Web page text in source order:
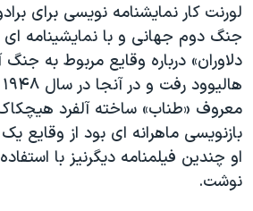
لورنت کار نمایشنامه نویسی برای
جنگ دوم جهانی و با نمایشینامه ای
دلاوران» درباره وقایع مربوط به
معروف «طناب» ساخته آلفرد
بازنویسی ماهرانه ای بود از وقایع
او چندین فیلمنامه دیگرنیز با
نوشت.